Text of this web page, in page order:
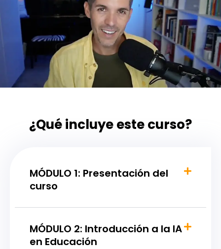
¿Qué incluye este curso?
MÓDULO 1: Presentación del
curso
MÓDULO 2: Introducción a la IA
en Educación